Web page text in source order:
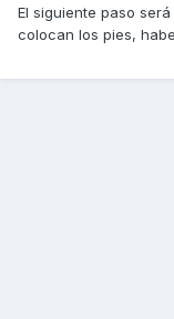
El siguiente paso
colocan los pies,